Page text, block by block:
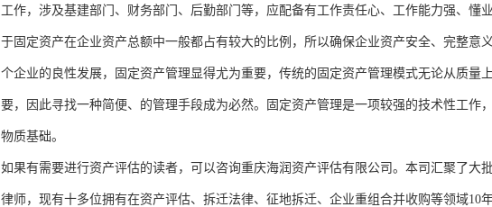
工作，涉及基建部门、财务部门、后勤部门等，应配备有工作责任心、工作能力强、懂
于固定资产在企业资产总额中一般都占有较大的比例，所以确保企业资产安全、完整意
个企业的良性发展，固定资产管理显得尤为重要，传统的固定资产管理模式无论从质量
要，因此寻找一种简便、的管理手段成为必然。固定资产管理是一项较强的技术性工作
物质基础。
如果有需要进行资产评估的读者，可以咨询重庆海润资产评估有限公司。本司汇聚了大
律师，现有十多位拥有在资产评估、拆迁法律、征地拆迁、企业重组合并收购等领域10